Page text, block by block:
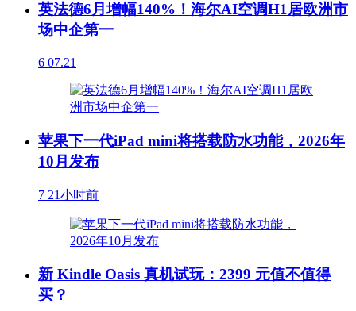
英法德6月增幅140%！海尔AI空调H1居欧洲市
场中企第一
6 07.21
苹果下一代iPad mini将搭载防水功能，2026年
10月发布
7 21小时前
新 Kindle Oasis 真机试玩：2399 元值不值得
买？